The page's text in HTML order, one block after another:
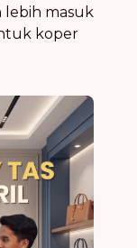
lebih masuk
koper